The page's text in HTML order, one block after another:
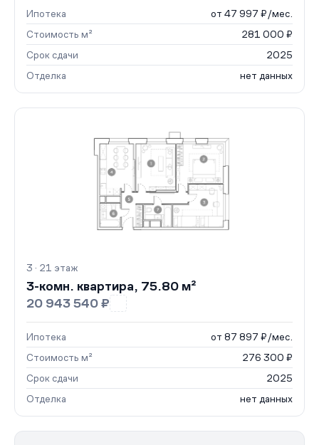
Ипотека
от 47 997 ₽/мес.
Стоимость м²
281 000 ₽
Срок сдачи
2025
Отделка
нет данных
3 · 21 этаж
3-комн. квартира, 75.80 м²
20 943 540 ₽
Ипотека
от 87 897 ₽/мес.
Стоимость м²
276 300 ₽
Срок сдачи
2025
Отделка
нет данных